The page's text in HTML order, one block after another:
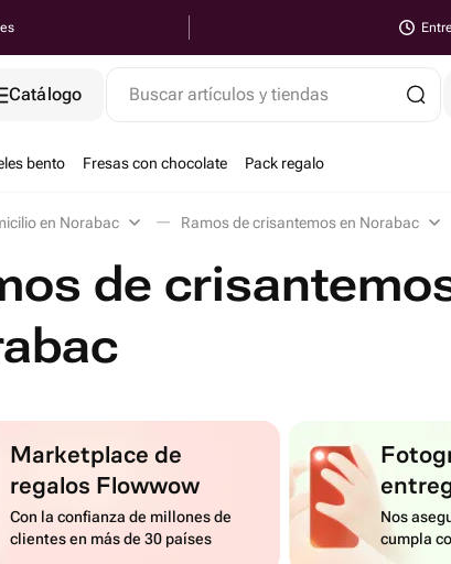
Catálogo Buscar artículos y tiendas
bento Fresas con chocolate Pack regalo
en Norabac Ramos de crisantemos en Norabac
de
Marketplace de
regalos Flowwow
Con la confianza de millones de
clientes en más de 30 países
Nos
cumpla